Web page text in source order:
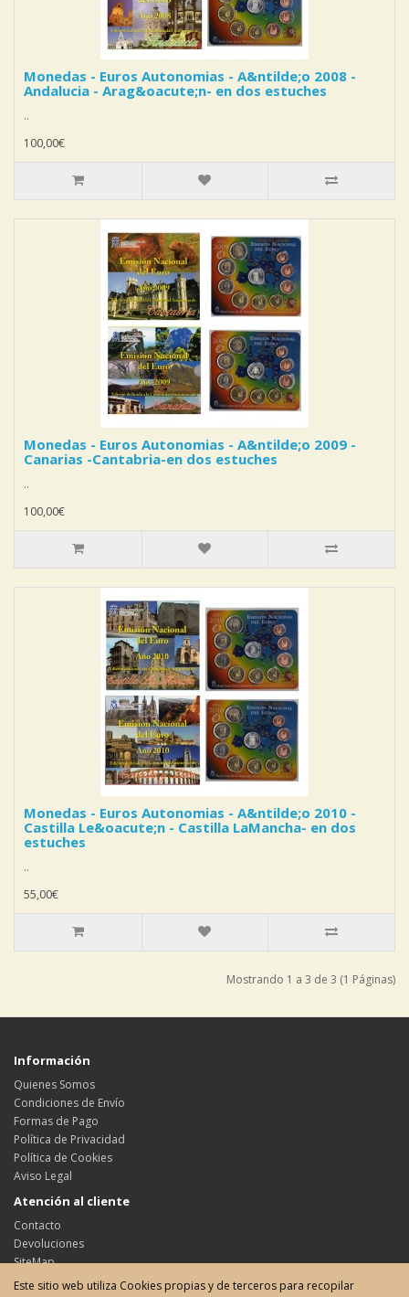
Monedas - Euros Autonomias - A&ntilde;o 2008 -
Andalucia - Arag&oacute;n- en dos estuches
..
100,00€
Monedas - Euros Autonomias - A&ntilde;o 2009 -
Canarias -Cantabria-en dos estuches
..
100,00€
Monedas - Euros Autonomias - A&ntilde;o 2010 -
Castilla Le&oacute;n - Castilla LaMancha- en dos
estuches
..
55,00€
Mostrando 1 a 3 de 3 (1 Páginas)
Información
Quienes Somos
Condiciones de Envío
Formas de Pago
Política de Privacidad
Política de Cookies
Aviso Legal
Atención al cliente
Contacto
Devoluciones
SiteMap
Su cuenta
Este sitio web utiliza Cookies propias y de terceros para recopilar